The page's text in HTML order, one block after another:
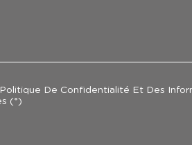
De Confidentialité Et Des
(*)